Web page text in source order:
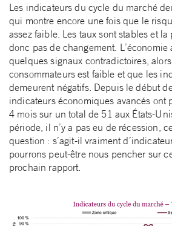
Les indicateurs du cycle du marché
qui montre encore une fois que le
assez faible. Les taux sont stables et la
donc pas de changement.
quelques signaux contradictoires,
consommateurs est faible et que les
demeurent négatifs. Depuis le début
indicateurs économiques avancés ont
4 mois sur un total de 51 aux États-
période, il n’y a pas eu de récession,
question : s’agit-il vraiment
pourrons peut-être nous pencher sur
prochain rapport.